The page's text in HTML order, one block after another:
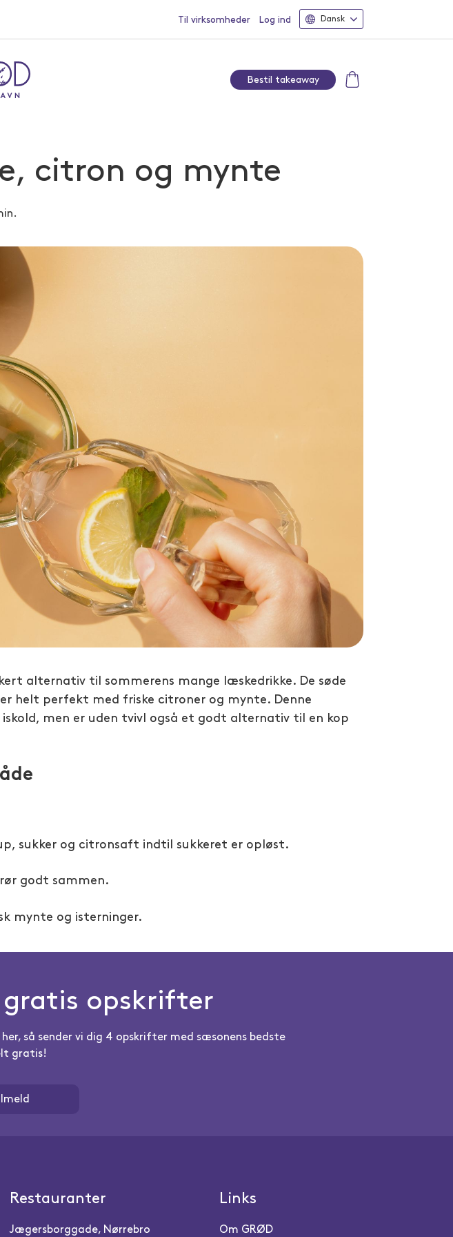
Til virksomheder Log ind Dansk
Bestil takeaway
citron og mynte
alternativ til sommerens mange læskedrikke. De søde
helt perfekt med friske citroner og mynte. Denne
iskold, men er uden tvivl også et godt alternativ til en kop
sukker og citronsaft indtil sukkeret er opløst.
godt sammen.
mynte og isterninger.
gratis opskrifter
her, så sender vi dig 4 opskrifter med sæsonens bedste
gratis!
Restauranter
Jægersborggade, Nørrebro
Links
Om GRØD